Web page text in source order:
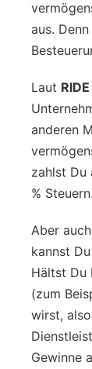
aus.
Laut
anderen
zahlst Du
%
Aber
kannst
Hältst Du
(zum
wirst,
Gewinne